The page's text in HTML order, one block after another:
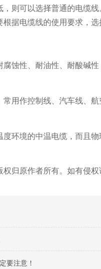
则可以选择普通的电缆
据电缆线的使用要求，选
蚀性、耐油性、耐酸碱
用作控制线、汽车线、
环境的中温电缆，而且
归原作者所有。如有侵权
要注意！